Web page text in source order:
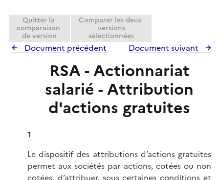
Quitter la
comparaison
de version
Comparer les deux
versions
sélectionnées
Document précédent Document suivant
RSA - Actionnariat
salarié - Attribution
d'actions gratuites
1
Le dispositif des attributions d’actions gratuites
permet aux sociétés par actions, cotées ou non